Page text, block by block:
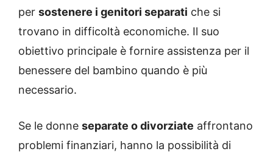
per sostenere i genitori separati che si
trovano in difficoltà economiche. Il suo
obiettivo principale è fornire assistenza per il
benessere del bambino quando è più
necessario.
Se le donne separate o divorziate affrontano
problemi finanziari, hanno la possibilità di